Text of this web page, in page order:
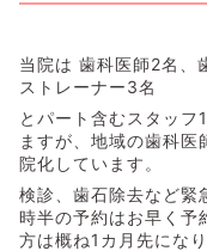
当院は 歯科医師2名、
ストレーナー3名
とパート含むスタッフ
ますが、地域の歯科
院化しています。
検診、歯石除去など緊
時半の予約はお早く予
方は概ね1カ月先になり